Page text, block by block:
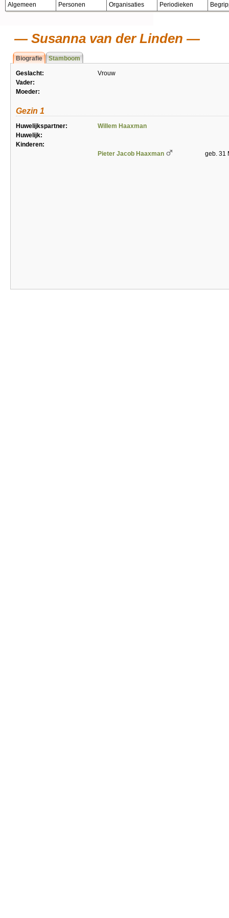
Algemeen Personen Organisaties Periodieken
Susanna van der Linden
Biografie Stamboom
Geslacht:
Vrouw
Vader:
Moeder:
Gezin 1
Huwelijkspartner:
Willem Haaxman
Huwelijk:
Kinderen:
Pieter Jacob Haaxman
geb. 31